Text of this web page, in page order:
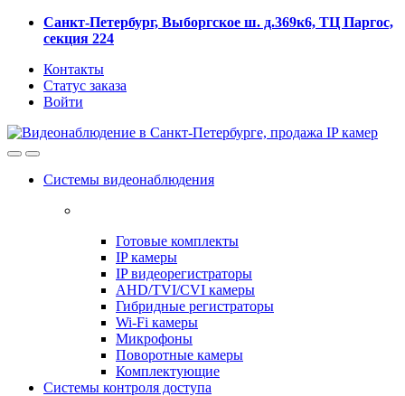
Skip
Skip
Санкт-Петербург, Выборгское ш. д.369к6, ТЦ Паргос,
секция 224
Контакты
Статус заказа
Войти
Системы видеонаблюдения
Готовые комплекты
IP камеры
IP видеорегистраторы
AHD/TVI/CVI камеры
Гибридные регистраторы
Wi-Fi камеры
Микрофоны
Поворотные камеры
Комплектующие
Системы контроля доступа